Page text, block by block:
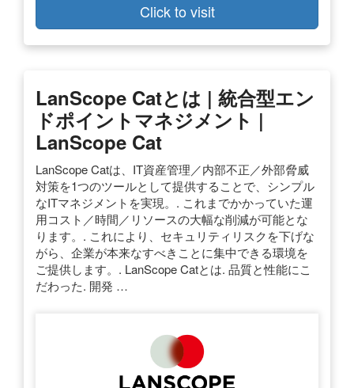
Click to visit
LanScope Catとは | 統合型エン
ドポイントマネジメント |
LanScope Cat
LanScope Catは、IT資産管理／内部不正／外部脅威
対策を1つのツールとして提供することで、シンプル
なITマネジメントを実現。. これまでかかっていた運
用コスト／時間／リソースの大幅な削減が可能とな
ります。. これにより、セキュリティリスクを下げな
がら、企業が本来なすべきことに集中できる環境を
ご提供します。. LanScope Catとは. 品質と性能にこ
だわった. 開発 …